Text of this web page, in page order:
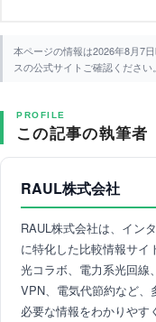
本ページの情報は2026年8月7
スの公式サイトご確認ください。
PROFILE
この記事の執筆者
RAUL株式会社
RAUL株式会社は、イン
に特化した比較情報サイ
光コラボ、電力系光回線
VPN、電気代節約など
必要な情報をわかりやす